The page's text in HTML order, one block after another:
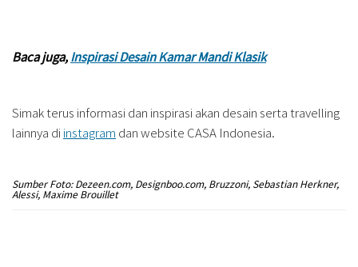
Baca juga,Inspirasi Desain Kamar Mandi Klasik
Simak terus informasi dan inspirasi akan desain serta travelling
lainnya di instagram dan website CASA Indonesia.
Sumber Foto: Dezeen.com, Designboo.com, Bruzzoni, Sebastian Herkner,
Alessi, Maxime Brouillet